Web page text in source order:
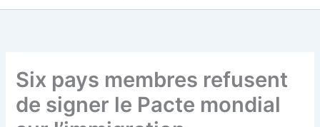
Six pays membres refusent
de signer le Pacte mondial